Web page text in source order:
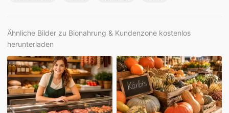
Ähnliche Bilder zu Bionahrung & Kundenzone kostenlos
herunterladen